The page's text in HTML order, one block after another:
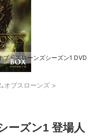
ブ・スローンズシーズン1 DVD
オブスローンズ >
ーズン1 登場人